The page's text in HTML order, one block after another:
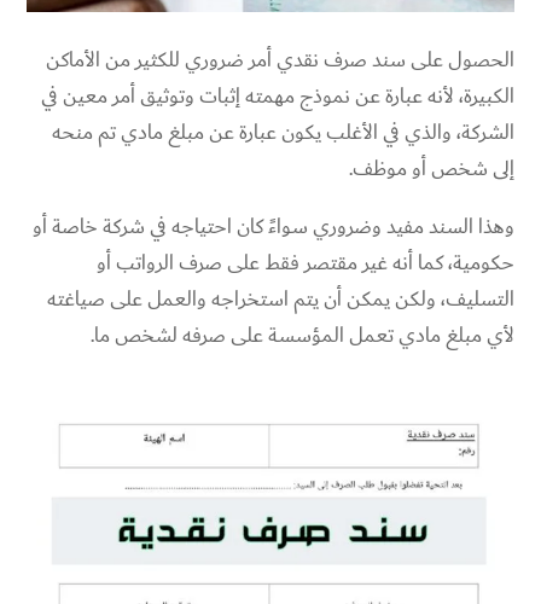
الحصول على سند صرف نقدي أمر ضروري للكثير من الأماكن
الكبيرة، لأنه عبارة عن نموذج مهمته إثبات وتوثيق أمر معين في
الشركة، والذي في الأغلب يكون عبارة عن مبلغ مادي تم منحه
إلى شخص أو موظف.
وهذا السند مفيد وضروري سواءً كان احتياجه في شركة خاصة أو
حكومية، كما أنه غير مقتصر فقط على صرف الرواتب أو
التسليف، ولكن يمكن أن يتم استخراجه والعمل على صياغته
لأي مبلغ مادي تعمل المؤسسة على صرفه لشخص ما.